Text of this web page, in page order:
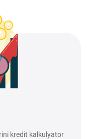
kredit kalkulyator